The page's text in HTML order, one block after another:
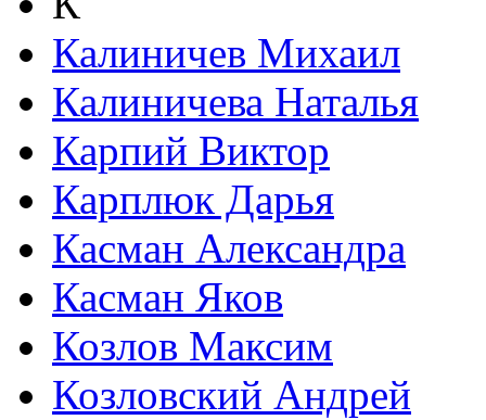
Калиничев Михаил
Калиничева Наталья
Карпий Виктор
Карплюк Дарья
Касман Александра
Касман Яков
Козлов Максим
Козловский Андрей